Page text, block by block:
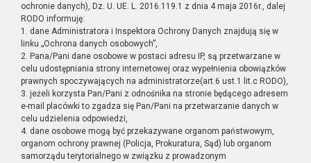
ochronie danych), Dz. U. UE. L. 2016.119.1 z dnia 4 maja 2016r., dalej
RODO informuję:
1. dane Administratora i Inspektora Ochrony Danych znajdują się w
linku „Ochrona danych osobowych”,
2. Pana/Pani dane osobowe w postaci adresu IP, są przetwarzane w
celu udostępniania strony internetowej oraz wypełnienia obowiązków
prawnych spoczywających na administratorze(art.6 ust.1 lit.c RODO),
3. jeżeli korzysta Pan/Pani z odnośnika na stronie będącego adresem
e-mail placówki to zgadza się Pan/Pani na przetwarzanie danych w
celu udzielenia odpowiedzi,
4. dane osobowe mogą być przekazywane organom państwowym,
organom ochrony prawnej (Policja, Prokuratura, Sąd) lub organom
samorządu terytorialnego w związku z prowadzonym